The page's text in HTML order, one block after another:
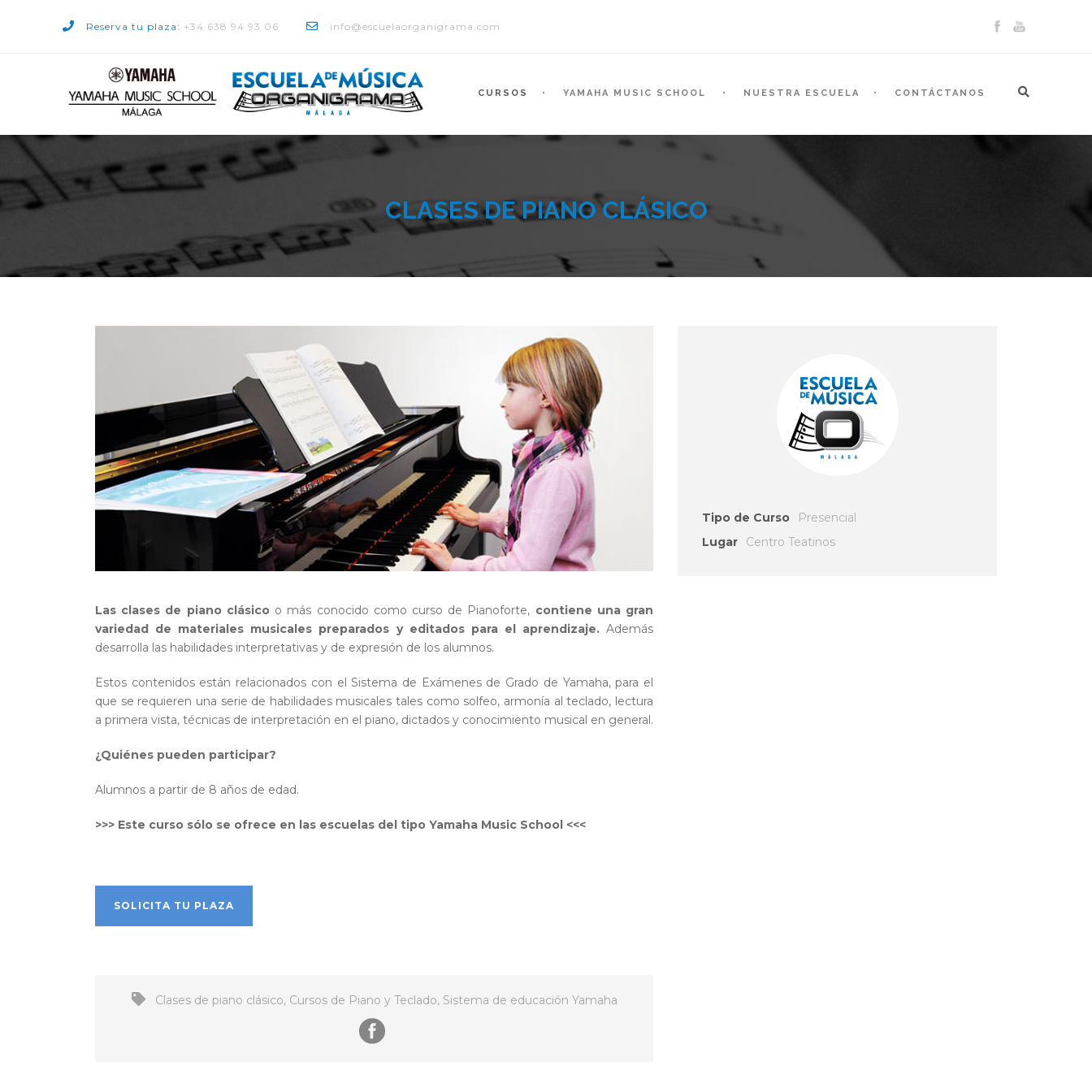
Reserva tu plaza: +34 638 94 93 06 info@escuelaorganigrama.com
CURSOS YAMAHA MUSIC SCHOOL NUESTRA ESCUELA CONTÁCTANOS
CLASES DE PIANO CLÁSICO
Tipo de Curso
Presencial
Lugar
Centro Teatinos
Las clases de piano clásico o más conocido como curso de Pianoforte, contiene una gran
variedad de materiales musicales preparados y editados para el aprendizaje. Además
desarrolla las habilidades interpretativas y de expresión de los alumnos.
Estos contenidos están relacionados con el Sistema de Exámenes de Grado de Yamaha, para el
que se requieren una serie de habilidades musicales tales como solfeo, armonía al teclado, lectura
a primera vista, técnicas de interpretación en el piano, dictados y conocimiento musical en general.
¿Quiénes pueden participar?
Alumnos a partir de 8 años de edad.
>>> Este curso sólo se ofrece en las escuelas del tipo Yamaha Music School <<<
SOLICITA TU PLAZA
Clases de piano clásico, Cursos de Piano y Teclado, Sistema de educación Yamaha